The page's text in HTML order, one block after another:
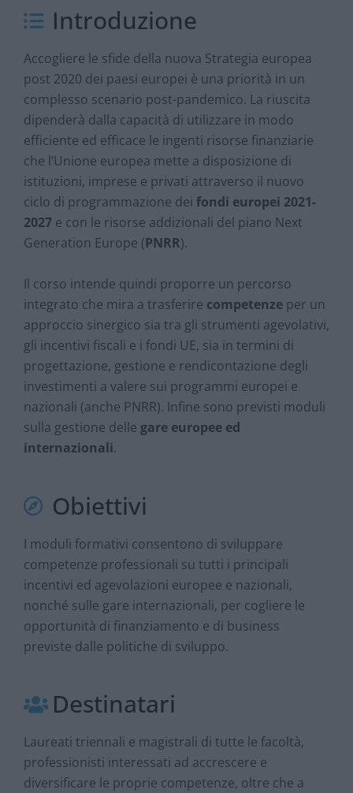
Introduzione
Accogliere le sfide della nuova Strategia europea
post 2020 dei paesi europei è una priorità in un
complesso scenario post-pandemico. La riuscita
dipenderà dalla capacità di utilizzare in modo
efficiente ed efficace le ingenti risorse finanziarie
che l’Unione europea mette a disposizione di
istituzioni, imprese e privati attraverso il nuovo
ciclo di programmazione dei fondi europei 2021-
2027 e con le risorse addizionali del piano Next
Generation Europe (PNRR).
Il corso intende quindi proporre un percorso
integrato che mira a trasferire competenze per un
approccio sinergico sia tra gli strumenti agevolativi,
gli incentivi fiscali e i fondi UE, sia in termini di
progettazione, gestione e rendicontazione degli
investimenti a valere sui programmi europei e
nazionali (anche PNRR). Infine sono previsti moduli
sulla gestione delle gare europee ed
internazionali.
Obiettivi
I moduli formativi consentono di sviluppare
competenze professionali su tutti i principali
incentivi ed agevolazioni europee e nazionali,
nonché sulle gare internazionali, per cogliere le
opportunità di finanziamento e di business
previste dalle politiche di sviluppo.
Destinatari
Laureati triennali e magistrali di tutte le facoltà,
professionisti interessati ad accrescere e
diversificare le proprie competenze, oltre che a